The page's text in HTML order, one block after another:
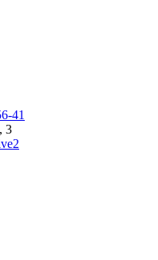
41
3